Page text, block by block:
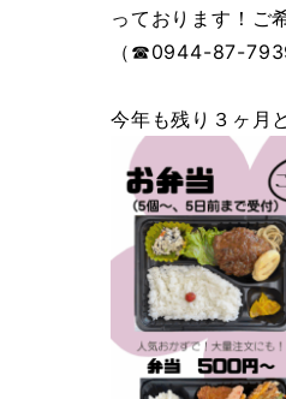
っております！ご
（☎0944-87-
今年も残り３ヶ月